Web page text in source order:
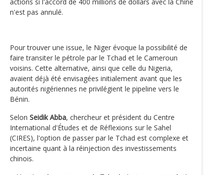
n'est pas annulé.
Pour trouver une issue, le Niger évoque la possibilité de
faire transiter le pétrole par le Tchad et le Cameroun
voisins. Cette alternative, ainsi que celle du Nigeria,
avaient déjà été envisagées initialement avant que les
autorités nigériennes ne privilégient le pipeline vers le
Bénin.
Selon Seidik Abba, chercheur et président du Centre
International d'Études et de Réflexions sur le Sahel
(CIRES), l'option de passer par le Tchad est complexe et
incertaine quant à la réinjection des investissements
chinois.